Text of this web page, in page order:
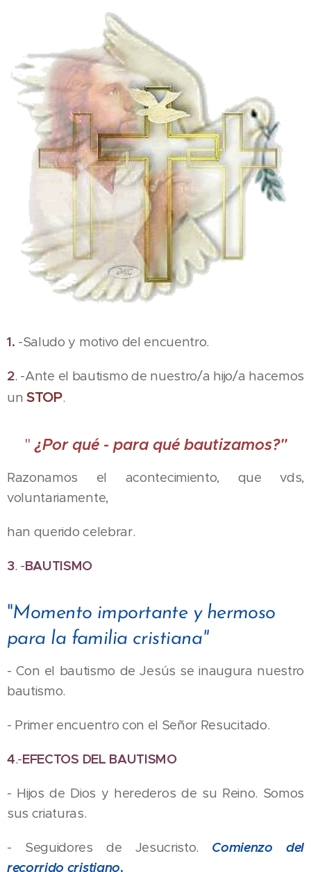
1. -Saludo y motivo del encuentro.
2. -Ante el bautismo de nuestro/a hijo/a hacemos
unSTOP.
"¿Por qué - para qué bautizamos?"
Razonamos el acontecimiento, que vds,
voluntariamente,
han querido celebrar.
3. -BAUTISMO
"Momento importante y hermoso
para la familia cristiana"
- Con el bautismo de Jesús se inaugura nuestro
bautismo.
- Primer encuentro con el Señor Resucitado.
4.-EFECTOS DEL BAUTISMO
- Hijos de Dios y herederos de su Reino. Somos
sus criaturas.
- Seguidores de Jesucristo. Comienzo del
recorrido cristiano.